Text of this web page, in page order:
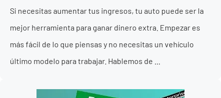
Si necesitas aumentar tus ingresos, tu auto puede ser la
mejor herramienta para ganar dinero extra. Empezar es
más fácil de lo que piensas y no necesitas un vehículo
último modelo para trabajar. Hablemos de ...